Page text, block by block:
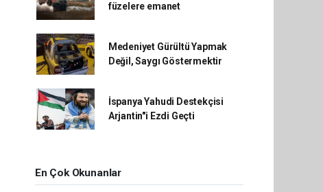
füzelere emanet
Medeniyet Gürültü Yapmak
Değil, Saygı Göstermektir
İspanya Yahudi Destekçisi
Arjantin"i Ezdi Geçti
En Çok Okunanlar